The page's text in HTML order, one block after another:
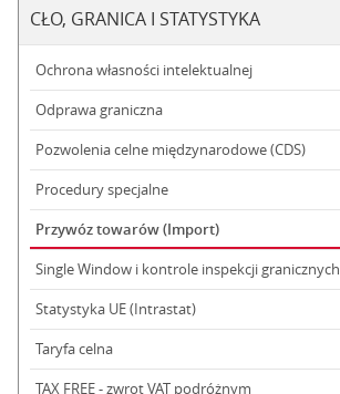
CŁO, GRANICA I STATYSTYKA
Ochrona własności intelektualnej
Odprawa graniczna
Pozwolenia celne międzynarodowe (CDS)
Procedury specjalne
Przywóz towarów (Import)
Single Window i kontrole inspekcji granicznych
Statystyka UE (Intrastat)
Taryfa celna
TAX FREE - zwrot VAT podróżnym